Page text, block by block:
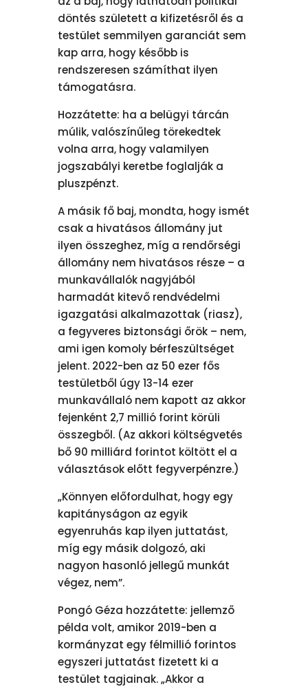
döntés született a kifizetésről és a
testület semmilyen garanciát sem
kap arra, hogy később is
rendszeresen számíthat ilyen
támogatásra.
Hozzátette: ha a belügyi tárcán
múlik, valószínűleg törekedtek
volna arra, hogy valamilyen
jogszabályi keretbe foglalják a
pluszpénzt.
A másik fő baj, mondta, hogy ismét
csak a hivatásos állomány jut
ilyen összeghez, míg a rendőrségi
állomány nem hivatásos része – a
munkavállalók nagyjából
harmadát kitevő rendvédelmi
igazgatási alkalmazottak (riasz),
a fegyveres biztonsági őrök – nem,
ami igen komoly bérfeszültséget
jelent. 2022-ben az 50 ezer fős
testületből úgy 13-14 ezer
munkavállaló nem kapott az akkor
fejenként 2,7 millió forint körüli
összegből. (Az akkori költségvetés
bő 90 milliárd forintot költött el a
választások előtt fegyverpénzre.)
„Könnyen előfordulhat, hogy egy
kapitányságon az egyik
egyenruhás kap ilyen juttatást,
míg egy másik dolgozó, aki
nagyon hasonló jellegű munkát
végez, nem”.
Pongó Géza hozzátette: jellemző
példa volt, amikor 2019-ben a
kormányzat egy félmillió forintos
egyszeri juttatást fizetett ki a
testület tagjainak. „Akkor a